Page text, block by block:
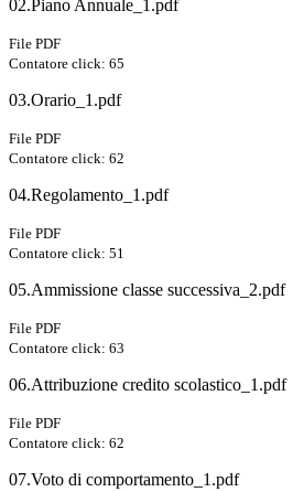
02.Piano Annuale_1.pdf
File PDF
Contatore click: 65
03.Orario_1.pdf
File PDF
Contatore click: 62
04.Regolamento_1.pdf
File PDF
Contatore click: 51
05.Ammissione classe successiva_2.pdf
File PDF
Contatore click: 63
06.Attribuzione credito scolastico_1.pdf
File PDF
Contatore click: 62
07.Voto di comportamento_1.pdf